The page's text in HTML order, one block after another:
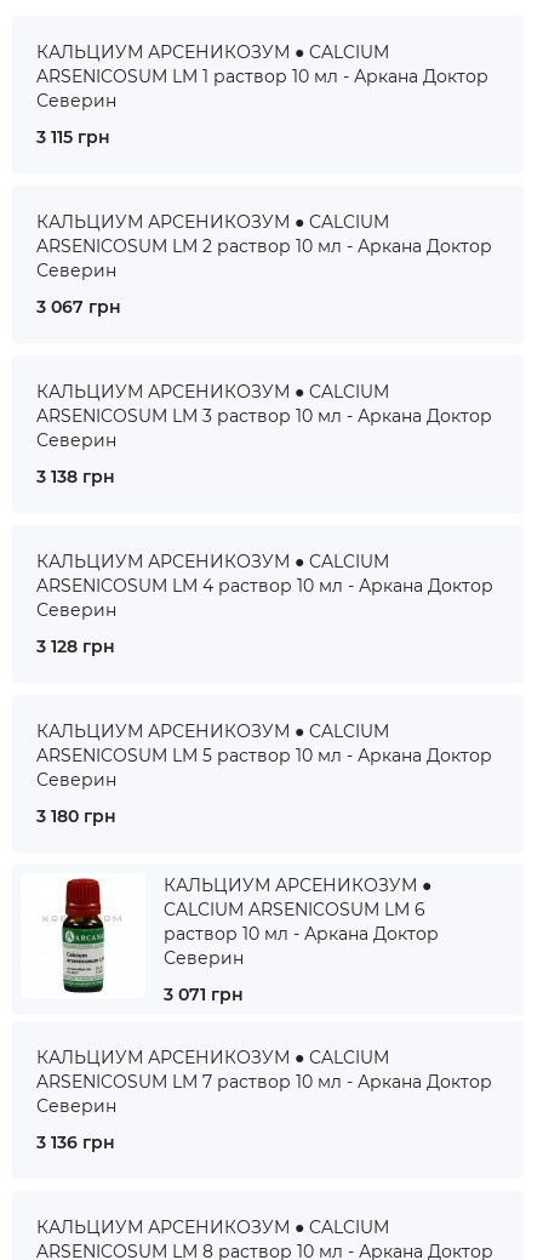
КАЛЬЦИУМ АРСЕНИКОЗУМ ● CALCIUM
ARSENICOSUM LM 1 раствор 10 мл - Аркана Доктор
Северин
3 115 грн
КАЛЬЦИУМ АРСЕНИКОЗУМ ● CALCIUM
ARSENICOSUM LM 2 раствор 10 мл - Аркана Доктор
Северин
3 067 грн
КАЛЬЦИУМ АРСЕНИКОЗУМ ● CALCIUM
ARSENICOSUM LM 3 раствор 10 мл - Аркана Доктор
Северин
3 138 грн
КАЛЬЦИУМ АРСЕНИКОЗУМ ● CALCIUM
ARSENICOSUM LM 4 раствор 10 мл - Аркана Доктор
Северин
3 128 грн
КАЛЬЦИУМ АРСЕНИКОЗУМ ● CALCIUM
ARSENICOSUM LM 5 раствор 10 мл - Аркана Доктор
Северин
3 180 грн
КАЛЬЦИУМ АРСЕНИКОЗУМ ●
CALCIUM ARSENICOSUM LM 6
раствор 10 мл - Аркана Доктор
Северин
3 071 грн
КАЛЬЦИУМ АРСЕНИКОЗУМ ● CALCIUM
ARSENICOSUM LM 7 раствор 10 мл - Аркана Доктор
Северин
3 136 грн
КАЛЬЦИУМ АРСЕНИКОЗУМ ● CALCIUM
ARSENICOSUM LM 8 раствор 10 мл - Аркана Доктор